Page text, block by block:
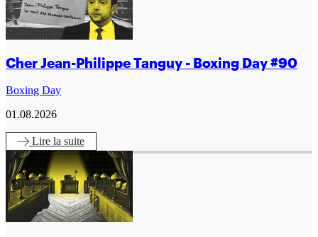
Cher Jean-Philippe Tanguy - Boxing Day #90
Boxing Day
01.08.2026
Lire la suite